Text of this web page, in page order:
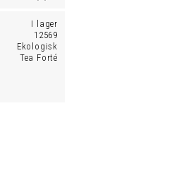
I lager
12569
Ekologisk
Tea Forté